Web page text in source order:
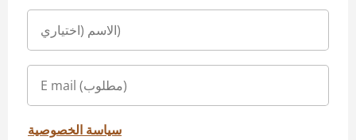
سياسة الخصوصية